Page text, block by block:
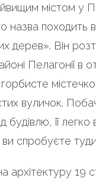
містом у
назва походить
дерев». Він
Пелагонії в
вуличок.
будівлю, її
ви спробуєте
архітектуру 19